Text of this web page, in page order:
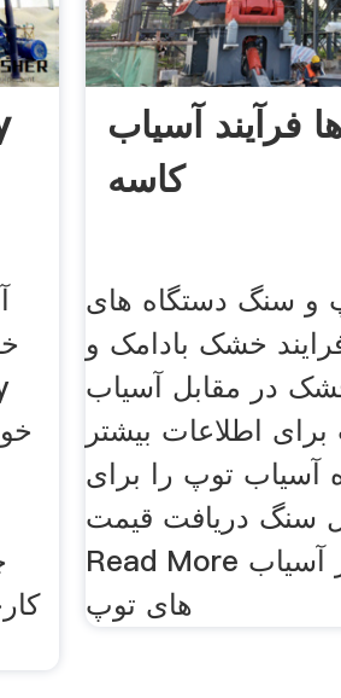
فرآیند آسیاب
کاسه
و سنگ دستگاه های
خشک بادامک و
در مقابل آسیاب
اطلاعات بیشتر
آسیاب توپ را برای
سنگ دریافت قیمت.
Read More کاسه تاثیر آسیاب
های توپ